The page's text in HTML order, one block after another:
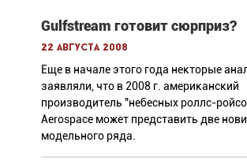
Gulfstream готовит сюрприз?
22 августа 2008
Еще в начале этого года некторые
заявляли, что в 2008 г. американский
производитель "небесных роллс-
Aerospace может представить две
модельного ряда.